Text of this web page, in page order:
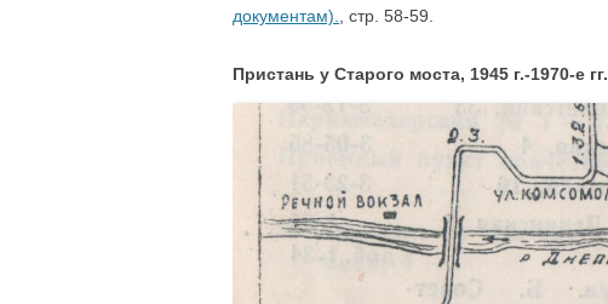
документам).
, стр. 58-59.
Пристань у Старого моста, 1945 г.-1970-е гг.